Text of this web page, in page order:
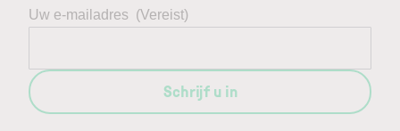
Uw e-mailadres (Vereist)
Schrijf u in